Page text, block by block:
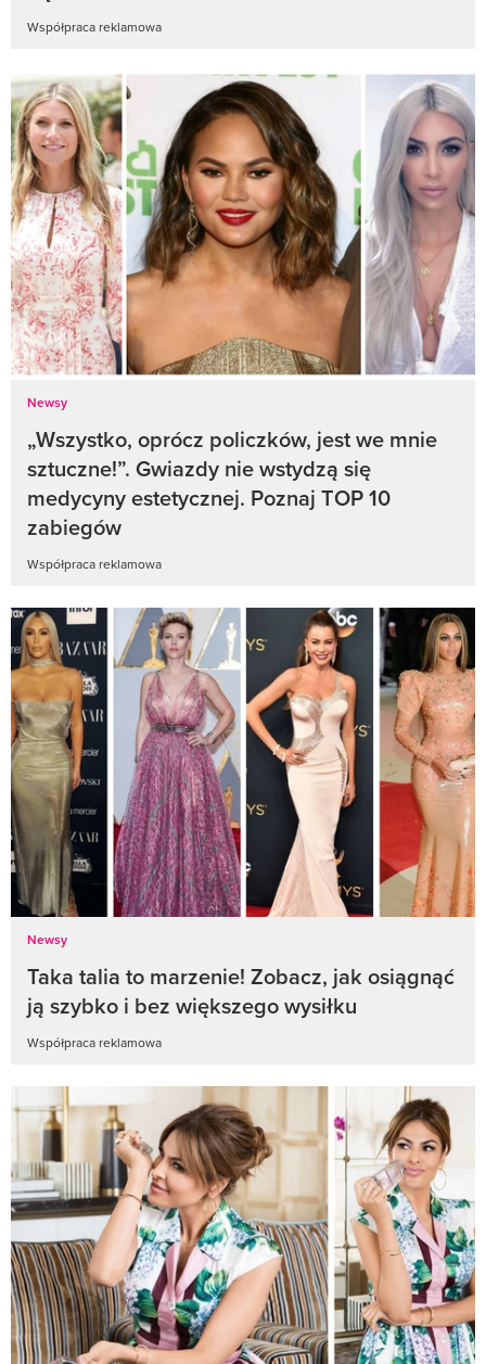
Współpraca reklamowa
Newsy
„Wszystko, oprócz policzków, jest we mnie
sztuczne!”. Gwiazdy nie wstydzą się
medycyny estetycznej. Poznaj TOP 10
zabiegów
Współpraca reklamowa
Newsy
Taka talia to marzenie! Zobacz, jak osiągnąć
ją szybko i bez większego wysiłku
Współpraca reklamowa